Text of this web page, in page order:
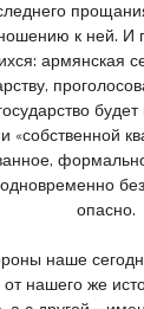
к ней. И
армянская
«собственной
опасно.
наше
нашего же